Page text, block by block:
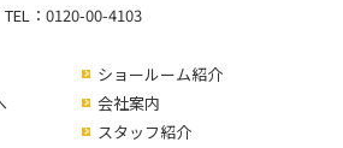
TEL： 0120-00-4103
ショールーム紹介
会社案内
スタッフ紹介